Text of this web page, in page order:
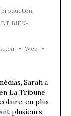
ET BIEN-
• Web
•
Sarah a
La Tribune
en plus
plusieurs